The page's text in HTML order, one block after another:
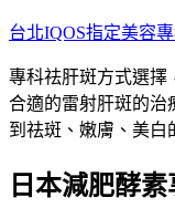
跳
主
要
內
台北IQOS指定美容
專科祛肝斑方式選擇
合適的雷射肝斑的治
到祛斑、嫩膚、美白
日本減肥酵